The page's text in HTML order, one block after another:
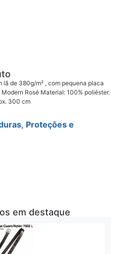
lã de 380g/m² , com pequena placa
Rosé Material: 100% poliéster.
300 cm
, Proteções e
em destaque